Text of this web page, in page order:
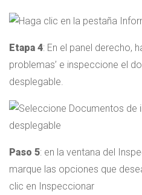
Etapa 4: En el panel derecho,
problemas’ e inspeccione el
desplegable.
Paso 5: en la ventana del
marque las opciones que
clic en Inspeccionar